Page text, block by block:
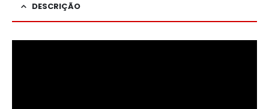
DESCRIÇÃO